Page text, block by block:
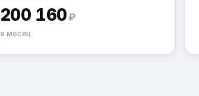
200 160 ₽
в месяц